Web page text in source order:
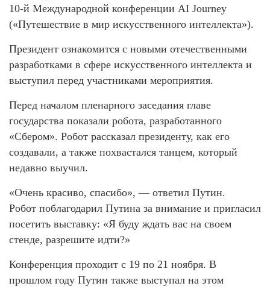
10-й Международной конференции AI Journey
(«Путешествие в мир искусственного интеллекта»).
Президент ознакомится с новыми отечественными
разработками в сфере искусственного интеллекта и
выступил перед участниками мероприятия.
Перед началом пленарного заседания главе
государства показали робота, разработанного
«Сбером». Робот рассказал президенту, как его
создавали, а также похвастался танцем, который
недавно выучил.
«Очень красиво, спасибо», — ответил Путин.
Робот поблагодарил Путина за внимание и пригласил
посетить выставку: «Я буду ждать вас на своем
стенде, разрешите идти?»
Конференция проходит с 19 по 21 ноября. В
прошлом году Путин также выступал на этом